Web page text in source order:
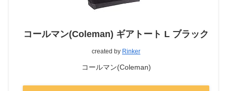
コールマン(Coleman) ギアトート L ブラック
created by Rinker
コールマン(Coleman)